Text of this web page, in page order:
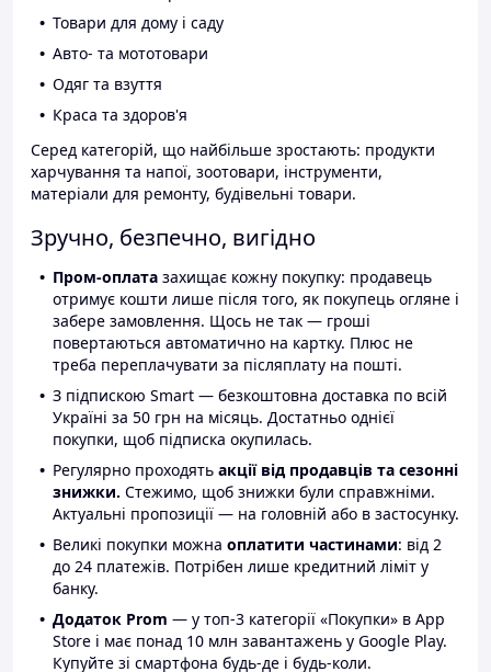
Товари для дому і саду
Авто- та мототовари
Одяг та взуття
Краса та здоров'я
Серед категорій, що найбільше зростають: продукти
харчування та напої, зоотовари, інструменти,
матеріали для ремонту, будівельні товари.
Зручно, безпечно, вигідно
Пром-оплата захищає кожну покупку: продавець
отримує кошти лише після того, як покупець огляне і
забере замовлення. Щось не так — гроші
повертаються автоматично на картку. Плюс не
треба переплачувати за післяплату на пошті.
З підпискою Smart — безкоштовна доставка по всій
Україні за 50 грн на місяць. Достатньо однієї
покупки, щоб підписка окупилась.
Регулярно проходять акції від продавців та сезонні
знижки. Стежимо, щоб знижки були справжніми.
Актуальні пропозиції — на головній або в застосунку.
Великі покупки можна оплатити частинами: від 2
до 24 платежів. Потрібен лише кредитний ліміт у
банку.
Додаток Prom — у топ-3 категорії «Покупки» в App
Store і має понад 10 млн завантажень у Google Play.
Купуйте зі смартфона будь-де і будь-коли.